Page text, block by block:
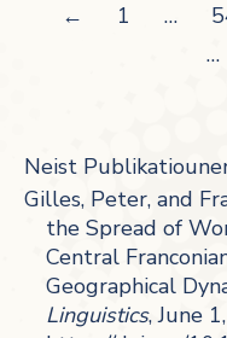
← 1 …
…
Neist
Gilles, Peter, and
the Spread of
Central
Geographical
Linguistics, June